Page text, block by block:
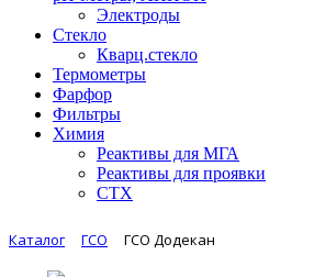
Электроды
Стекло
Кварц.стекло
Термометры
Фарфор
Фильтры
Химия
Реактивы для МГА
Реактивы для проявки
СТХ
Каталог ГСО ГСО Додекан